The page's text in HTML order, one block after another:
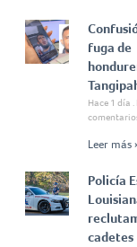
fuga de
Hace 1 día
Leer más
Policía
cadetes